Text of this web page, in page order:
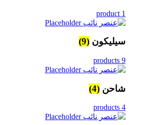
1 product
سيليكون (9)
9 products
شاحن (4)
4 products